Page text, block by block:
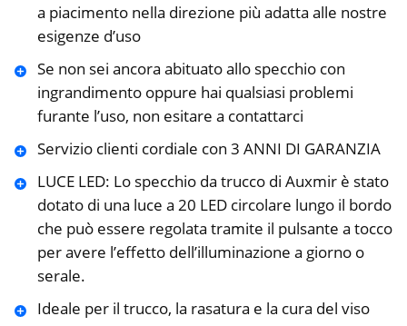
a piacimento nella direzione più adatta alle nostre
esigenze d’uso
Se non sei ancora abituato allo specchio con
ingrandimento oppure hai qualsiasi problemi
furante l’uso, non esitare a contattarci
Servizio clienti cordiale con 3 ANNI DI GARANZIA
LUCE LED: Lo specchio da trucco di Auxmir è stato
dotato di una luce a 20 LED circolare lungo il bordo
che può essere regolata tramite il pulsante a tocco
per avere l’effetto dell’illuminazione a giorno o
serale.
Ideale per il trucco, la rasatura e la cura del viso